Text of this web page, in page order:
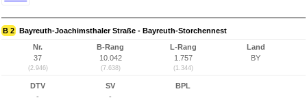
B 2 Bayreuth-Joachimsthaler Straße - Bayreuth-Storchennest
Nr.
37
(2.946)
B-Rang
10.042
(7.638)
L-Rang
1.757
(1.344)
Land
BY
DTV
-
SV
-
BPL